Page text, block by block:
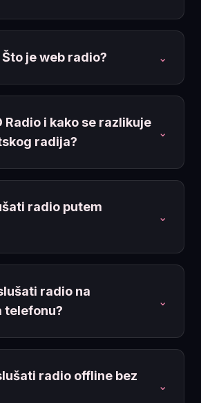
Što je web radio? ⌄
Radio i kako se razlikuje
radija?
⌄
radio putem
⌄
radio na
telefonu?
⌄
radio offline bez
⌄